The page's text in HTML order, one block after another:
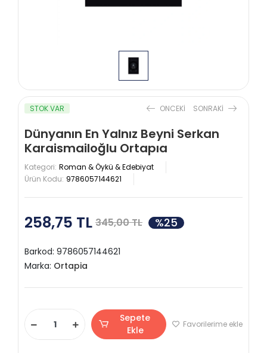
STOK VAR ONCEKI SONRAKI
Dünyanın En Yalnız Beyni Serkan
Karaismailoğlu Ortapıa
Kategori: Roman & Öykü & Edebiyat
Ürün Kodu: 9786057144621
258,75 TL 345,00 TL %25
Barkod: 9786057144621
Marka: Ortapia
Sepete
Ekle
Favorilerime ekle